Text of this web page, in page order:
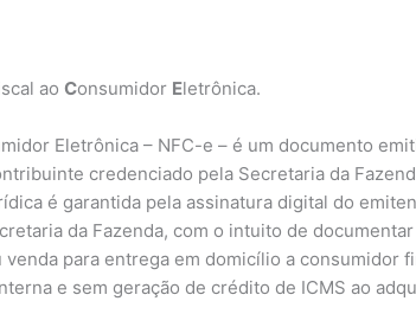
aoConsumidor Eletrônica.
Eletrônica – NFC-e – é um documento
credenciado pela Secretaria da
é garantida pela assinatura digital do
da Fazenda, com o intuito de
para entrega em domicílio a consumidor
e sem geração de crédito de ICMS ao